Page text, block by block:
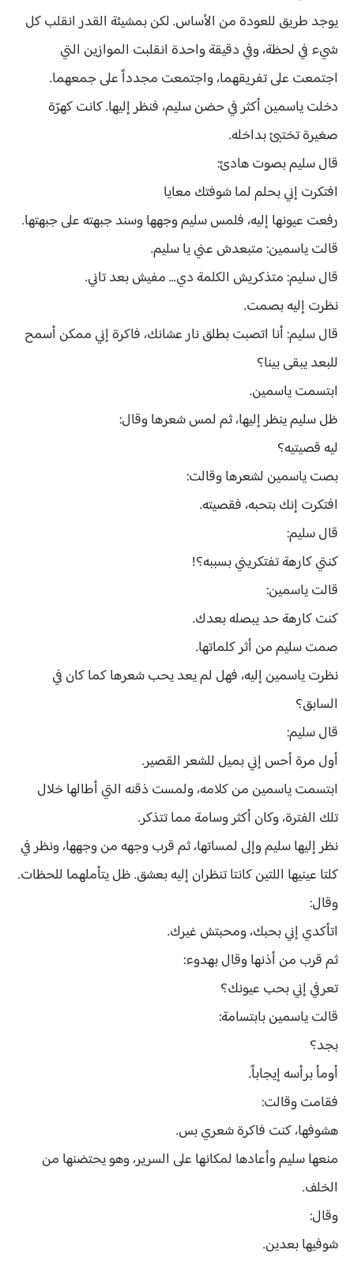
يوجد طريق للعودة من الأساس. لكن بمشيئة القدر انقلب كل
شيء في لحظة، وفي دقيقة واحدة انقلبت الموازين التي
اجتمعت على تفريقهما، واجتمعت مجدداً على جمعهما.
دخلت ياسمين أكثر في حضن سليم، فنظر إليها. كانت كهرّة
صغيرة تختبئ بداخله.
قال سليم بصوت هادئ:
افتكرت إني بحلم لما شوفتك معايا
رفعت عيونها إليه، فلمس سليم وجهها وسند جبهته على جبهتها.
قالت ياسمين: متبعدش عني يا سليم.
قال سليم: متذكريش الكلمة دي... مفيش بعد تاني.
نظرت إليه بصمت.
قال سليم: أنا اتصبت بطلق نار عشانك، فاكرة إني ممكن أسمح
للبعد يبقى بينا؟
ابتسمت ياسمين.
ظل سليم ينظر إليها، ثم لمس شعرها وقال:
ليه قصيتيه؟
بصت ياسمين لشعرها وقالت:
افتكرت إنك بتحبه، فقصيته.
قال سليم:
كنتي كارهة تفتكريني بسببه؟!
قالت ياسمين:
كنت كارهة حد يبصله بعدك.
صمت سليم من أثر كلماتها.
نظرت ياسمين إليه، فهل لم يعد يحب شعرها كما كان في
السابق؟
قال سليم:
أول مرة أحس إني بميل للشعر القصير.
ابتسمت ياسمين من كلامه، ولمست ذقنه التي أطالها خلال
تلك الفترة، وكان أكثر وسامة مما تتذكر.
نظر إليها سليم وإلى لمساتها، ثم قرب وجهه من وجهها، ونظر في
كلتا عينيها اللتين كانتا تنظران إليه بعشق. ظل يتأملهما للحظات.
وقال:
اتأكدي إني بحبك، ومحبتش غيرك.
ثم قرب من أذنها وقال بهدوء:
تعرفي إني بحب عيونك؟
قالت ياسمين بابتسامة:
بجد؟
أومأ برأسه إيجاباً.
فقامت وقالت:
هشوفها، كنت فاكرة شعري بس.
منعها سليم وأعادها لمكانها على السرير، وهو يحتضنها من
الخلف.
وقال:
شوفيها بعدين.